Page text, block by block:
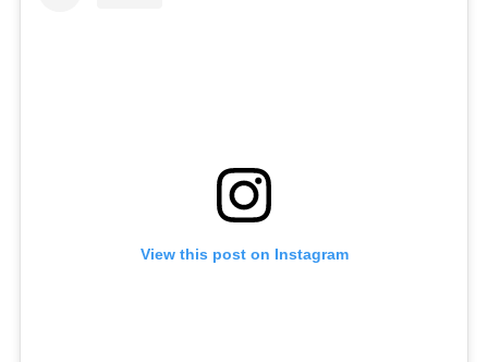
View this post on Instagram